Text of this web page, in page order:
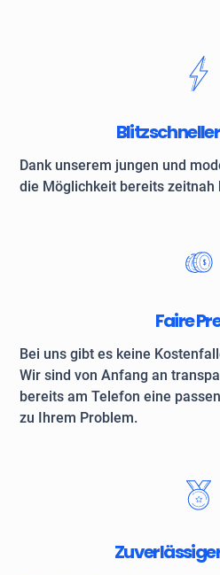
Dank unserem jungen und
die Möglichkeit bereits zeitnah
Faire
Bei uns gibt es keine
Wir sind von Anfang an
bereits am Telefon eine
zu Ihrem Problem.